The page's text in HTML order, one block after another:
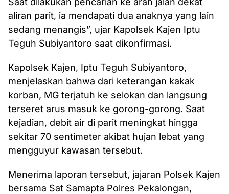
aliran parit, ia mendapati dua anaknya yang lain
sedang menangis”, ujar Kapolsek Kajen Iptu
Teguh Subiyantoro saat dikonfirmasi.
Kapolsek Kajen, Iptu Teguh Subiyantoro,
menjelaskan bahwa dari keterangan kakak
korban, MG terjatuh ke selokan dan langsung
terseret arus masuk ke gorong-gorong. Saat
kejadian, debit air di parit meningkat hingga
sekitar 70 sentimeter akibat hujan lebat yang
mengguyur kawasan tersebut.
Menerima laporan tersebut, jajaran Polsek Kajen
bersama Sat Samapta Polres Pekalongan,